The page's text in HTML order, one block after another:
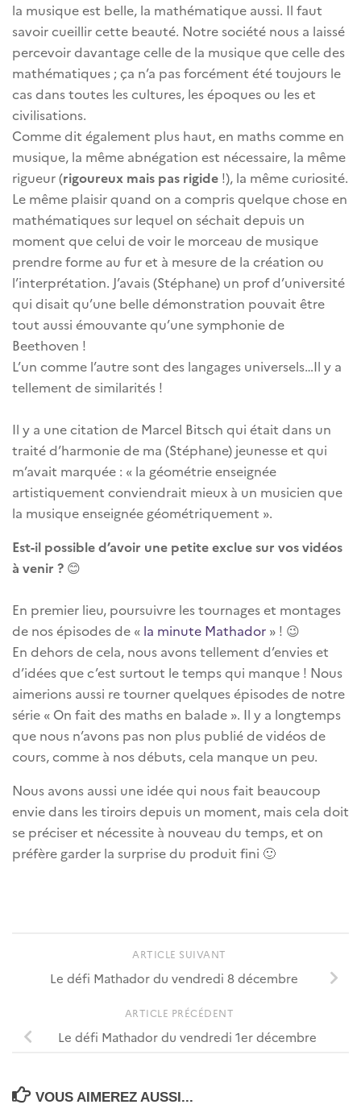
la musique est belle, la mathématique aussi. Il faut
savoir cueillir cette beauté. Notre société nous a laissé
percevoir davantage celle de la musique que celle des
mathématiques ; ça n’a pas forcément été toujours le
cas dans toutes les cultures, les époques ou les et
civilisations.
Comme dit également plus haut, en maths comme en
musique, la même abnégation est nécessaire, la même
rigueur (rigoureux mais pas rigide !), la même curiosité.
Le même plaisir quand on a compris quelque chose en
mathématiques sur lequel on séchait depuis un
moment que celui de voir le morceau de musique
prendre forme au fur et à mesure de la création ou
l’interprétation. J’avais (Stéphane) un prof d’université
qui disait qu’une belle démonstration pouvait être
tout aussi émouvante qu’une symphonie de
Beethoven !
L’un comme l’autre sont des langages universels…Il y a
tellement de similarités !
Il y a une citation de Marcel Bitsch qui était dans un
traité d’harmonie de ma (Stéphane) jeunesse et qui
m’avait marquée : « la géométrie enseignée
artistiquement conviendrait mieux à un musicien que
la musique enseignée géométriquement ».
Est-il possible d’avoir une petite exclue sur vos vidéos
à venir ? 😊
En premier lieu, poursuivre les tournages et montages
de nos épisodes de « la minute Mathador » ! 😉
En dehors de cela, nous avons tellement d’envies et
d’idées que c’est surtout le temps qui manque ! Nous
aimerions aussi re tourner quelques épisodes de notre
série « On fait des maths en balade ». Il y a longtemps
que nous n’avons pas non plus publié de vidéos de
cours, comme à nos débuts, cela manque un peu.
Nous avons aussi une idée qui nous fait beaucoup
envie dans les tiroirs depuis un moment, mais cela doit
se préciser et nécessite à nouveau du temps, et on
préfère garder la surprise du produit fini 🙂
ARTICLE SUIVANT
Le défi Mathador du vendredi 8 décembre
ARTICLE PRÉCÉDENT
Le défi Mathador du vendredi 1er décembre
VOUS AIMEREZ AUSSI...